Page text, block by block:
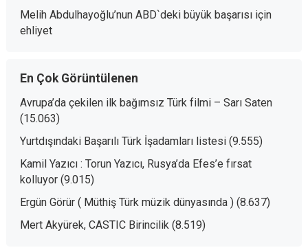
Melih Abdulhayoğlu’nun ABD`deki büyük başarısıiçin
ehliyet
En Çok Görüntülenen
Avrupa’da çekilen ilk bağımsız Türk filmi – Sarı Saten
(15.063)
Yurtdışındaki Başarılı Türk İşadamları listesi (9.555)
Kamil Yazıcı : Torun Yazıcı, Rusya’da Efes’e fırsat
kolluyor (9.015)
Ergün Görür ( Müthiş Türk müzik dünyasında ) (8.637)
Mert Akyürek, CASTIC Birincilik (8.519)